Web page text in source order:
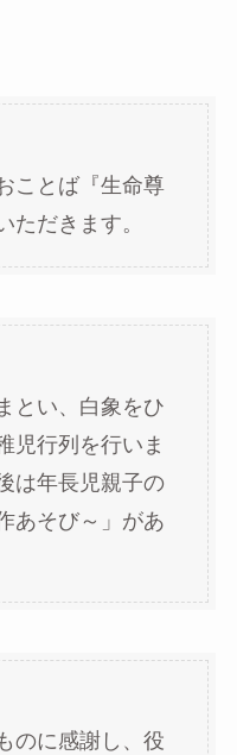
ことば『生命尊
ただきます。
とい、白象をひ
児行列を行いま
は年長児親子の
あそび～」があ
のに感謝し、役